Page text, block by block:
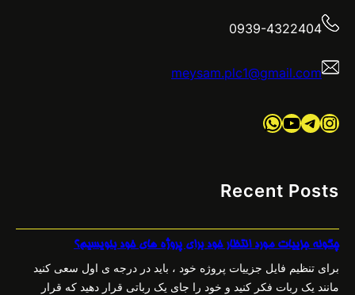
0939-4322404
meysam.plc1@gmail.com
اینستاگرم تلگرام یوتیوبواتس‌اپ
Recent Posts
چگونه جزییات مورد انتظار خود برای پروژه های خود بنویسیم؟
برای تنظیم فایل جزییات پروژه خود ، باید در درجه ی اول سعی کنید
مانند یک ربات فکر کنید و خود را جای یک رباتی قرار دهید که قرار